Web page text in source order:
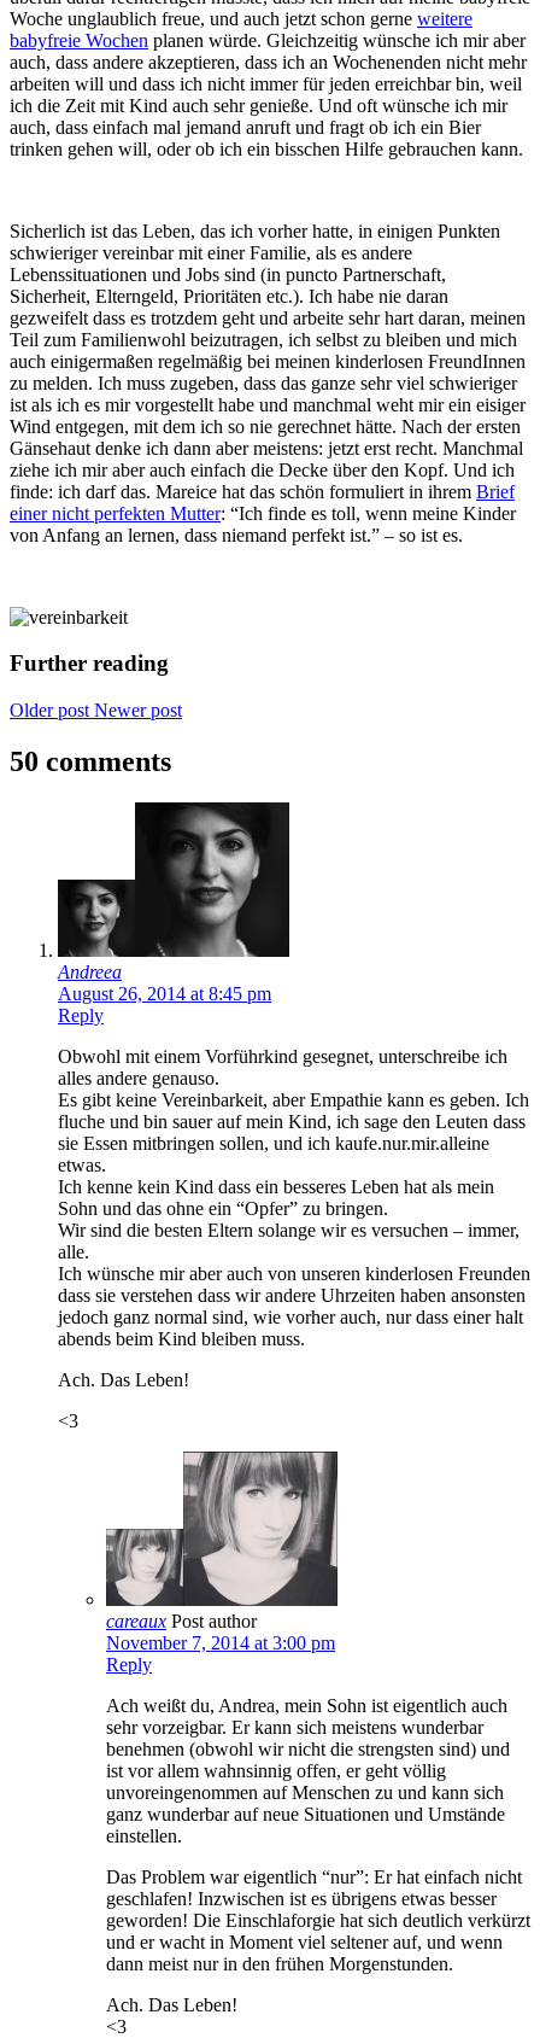
Woche unglaublich freue, und auch jetzt schon gerne weitere
babyfreie Wochen planen würde. Gleichzeitig wünsche ich mir aber
auch, dass andere akzeptieren, dass ich an Wochenenden nicht mehr
arbeiten will und dass ich nicht immer für jeden erreichbar bin, weil
ich die Zeit mit Kind auch sehr genieße. Und oft wünsche ich mir
auch, dass einfach mal jemand anruft und fragt ob ich ein Bier
trinken gehen will, oder ob ich ein bisschen Hilfe gebrauchen kann.
Sicherlich ist das Leben, das ich vorher hatte, in einigen Punkten
schwieriger vereinbar mit einer Familie, als es andere
Lebenssituationen und Jobs sind (in puncto Partnerschaft,
Sicherheit, Elterngeld, Prioritäten etc.). Ich habe nie daran
gezweifelt dass es trotzdem geht und arbeite sehr hart daran, meinen
Teil zum Familienwohl beizutragen, ich selbst zu bleiben und mich
auch einigermaßen regelmäßig bei meinen kinderlosen FreundInnen
zu melden. Ich muss zugeben, dass das ganze sehr viel schwieriger
ist als ich es mir vorgestellt habe und manchmal weht mir ein eisiger
Wind entgegen, mit dem ich so nie gerechnet hätte. Nach der ersten
Gänsehaut denke ich dann aber meistens: jetzt erst recht. Manchmal
ziehe ich mir aber auch einfach die Decke über den Kopf. Und ich
finde: ich darf das. Mareice hat das schön formuliert in ihrem Brief
einer nicht perfekten Mutter: “Ich finde es toll, wenn meine Kinder
von Anfang an lernen, dass niemand perfekt ist.” – so ist es.
Further reading
Older post Newer post
50 comments
Andreea
August 26, 2014 at 8:45 pm
Reply
Obwohl mit einem Vorführkind gesegnet, unterschreibe ich
alles andere genauso.
Es gibt keine Vereinbarkeit, aber Empathie kann es geben. Ich
fluche und bin sauer auf mein Kind, ich sage den Leuten dass
sie Essen mitbringen sollen, und ich kaufe.nur.mir.alleine
etwas.
Ich kenne kein Kind dass ein besseres Leben hat als mein
Sohn und das ohne ein “Opfer” zu bringen.
Wir sind die besten Eltern solange wir es versuchen – immer,
alle.
Ich wünsche mir aber auch von unseren kinderlosen Freunden
dass sie verstehen dass wir andere Uhrzeiten haben ansonsten
jedoch ganz normal sind, wie vorher auch, nur dass einer halt
abends beim Kind bleiben muss.
Ach. Das Leben!
<3
careaux Post author
November 7, 2014 at 3:00 pm
Reply
Ach weißt du, Andrea, mein Sohn ist eigentlich auch
sehr vorzeigbar. Er kann sich meistens wunderbar
benehmen (obwohl wir nicht die strengsten sind) und
ist vor allem wahnsinnig offen, er geht völlig
unvoreingenommen auf Menschen zu und kann sich
ganz wunderbar auf neue Situationen und Umstände
einstellen.
Das Problem war eigentlich “nur”: Er hat einfach nicht
geschlafen! Inzwischen ist es übrigens etwas besser
geworden! Die Einschlaforgie hat sich deutlich verkürzt
und er wacht in Moment viel seltener auf, und wenn
dann meist nur in den frühen Morgenstunden.
Ach. Das Leben!
<3